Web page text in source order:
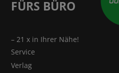
FÜRS BÜRO
– 21 x in Ihrer Nähe!
Service
Verlag